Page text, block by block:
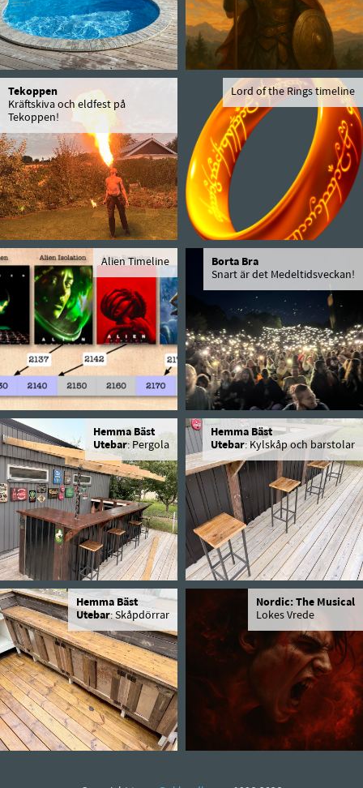
Tekoppen
Kräftskiva och eldfest på
Tekoppen!
Lord of the Rings timeline
Alien Timeline
Borta Bra
Snart är det Medeltidsveckan!
Hemma Bäst
Utebar: Pergola
Hemma Bäst
Utebar: Kylskåp och barstolar
Hemma Bäst
Utebar: Skåpdörrar
Nordic: The Musical
Lokes Vrede